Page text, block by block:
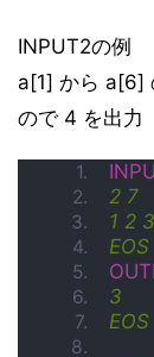
INPUT2の例
a[1] から a[6]
ので 4 を出力
2 7
1 2
EOS
3
EOS